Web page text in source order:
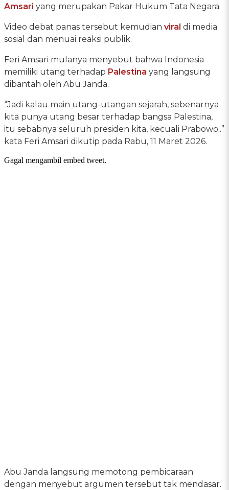
Amsari yang merupakan Pakar Hukum Tata Negara.
Video debat panas tersebut kemudian viral di media
sosial dan menuai reaksi publik.
Feri Amsari mulanya menyebut bahwa Indonesia
memiliki utang terhadap Palestina yang langsung
dibantah oleh Abu Janda.
“Jadi kalau main utang-utangan sejarah, sebenarnya
kita punya utang besar terhadap bangsa Palestina,
itu sebabnya seluruh presiden kita, kecuali Prabowo..”
kata Feri Amsari dikutip pada Rabu, 11 Maret 2026.
Abu Janda langsung memotong pembicaraan
dengan menyebut argumen tersebut tak mendasar.